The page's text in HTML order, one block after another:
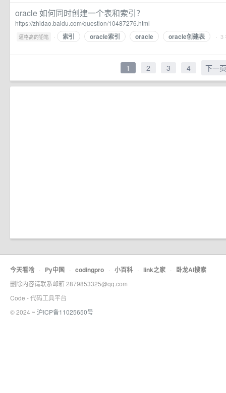
oracle 如何同时创建一个表和索引？
https://zhidao.baidu.com/question/10487276.html
逼格高的铅笔 · 索引 oracle索引 oracle oracle创建表 · 3
1 2 3 4 下一页
今天看啥 · Py中国 · codingpro · 小百科 · link之家 · 卧龙AI搜索
删除内容请联系邮箱 2879853325@qq.com
Code - 代码工具平台
© 2024 ~ 沪ICP备11025650号